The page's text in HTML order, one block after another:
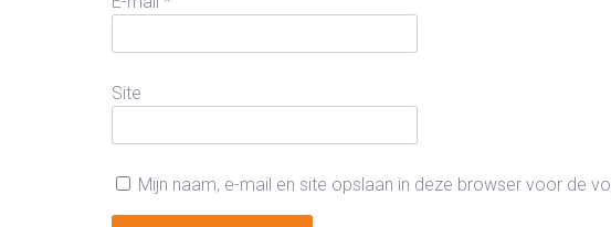
Site
Mijn naam, e-mail en site opslaan in deze browser voor de